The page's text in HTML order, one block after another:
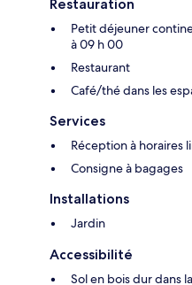
Restauration
Petit déjeuner
à 09 h 00
Restaurant
Café/thé dans les
Services
Réception à horaires
Consigne à bagages
Installations
Jardin
Accessibilité
Sol en bois dur dans